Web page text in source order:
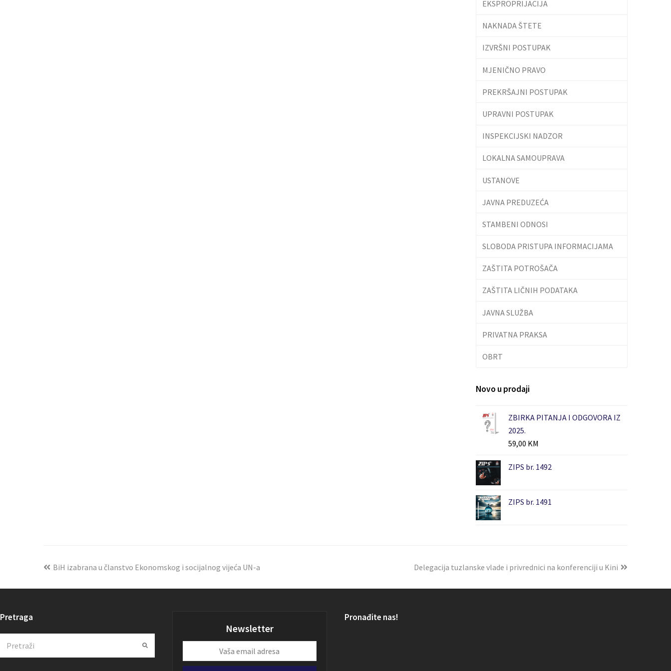
EKSPROPRIJACIJA
NAKNADA ŠTETE
IZVRŠNI POSTUPAK
MJENIČNO PRAVO
PREKRŠAJNI POSTUPAK
UPRAVNI POSTUPAK
INSPEKCIJSKI NADZOR
LOKALNA SAMOUPRAVA
USTANOVE
JAVNA PREDUZEĆA
STAMBENI ODNOSI
SLOBODA PRISTUPA INFORMACIJAMA
ZAŠTITA POTROŠAČA
ZAŠTITA LIČNIH PODATAKA
JAVNA SLUŽBA
PRIVATNA PRAKSA
OBRT
Novo u prodaji
ZBIRKA PITANJA I ODGOVORA IZ
2025.
59,00 KM
ZIPS br. 1492
ZIPS br. 1491
BiH izabrana u članstvo Ekonomskog i socijalnog vijeća UN-a Delegacija tuzlanske vlade i privrednici na konferenciji u Kini
Pretraga
Submit
Newsletter
email
Pronađite nas!